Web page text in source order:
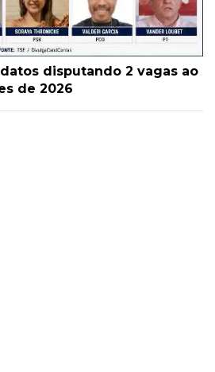
disputando 2 vagas ao
de 2026